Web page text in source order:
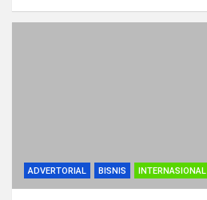
ADVERTORIAL BISNIS INTERNASIONAL